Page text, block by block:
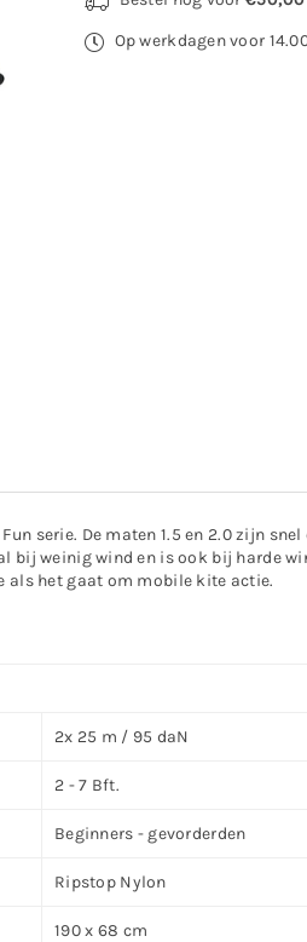
Op werkdagen voor
serie. De maten 1.5 en 2.0 zijn
bij weinig wind en is ook bij harde
als het gaat om mobile kite actie.
2x 25 m / 95 daN
2 - 7 Bft.
Beginners - gevorderden
Ripstop Nylon
190 x 68 cm